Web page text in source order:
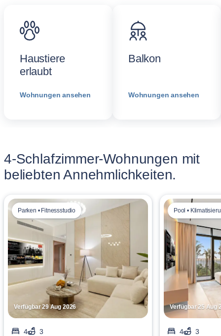
Haustiere
erlaubt
Wohnungen ansehen
Balkon
Wohnungen ansehen
4-Schlafzimmer-Wohnungen mit
beliebten Annehmlichkeiten.
Verfügbar 29 Aug 2026
Parken • Fitnessstudio
4
3
Verfügbar 25 Aug
Pool •
4
3